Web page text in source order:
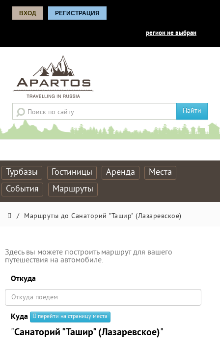
ВХОД РЕГИСТРАЦИЯ
регион не выбран
Найти
Турбазы Гостиницы Аренда
Места
События
Маршруты
/ Маршруты до Санаторий "Ташир" (Лазаревское)
Здесь вы можете построить маршрут для вашего
путешествия на автомобиле.
Откуда
Куда перейти на страницу места
"Санаторий "Ташир" (Лазаревское)"